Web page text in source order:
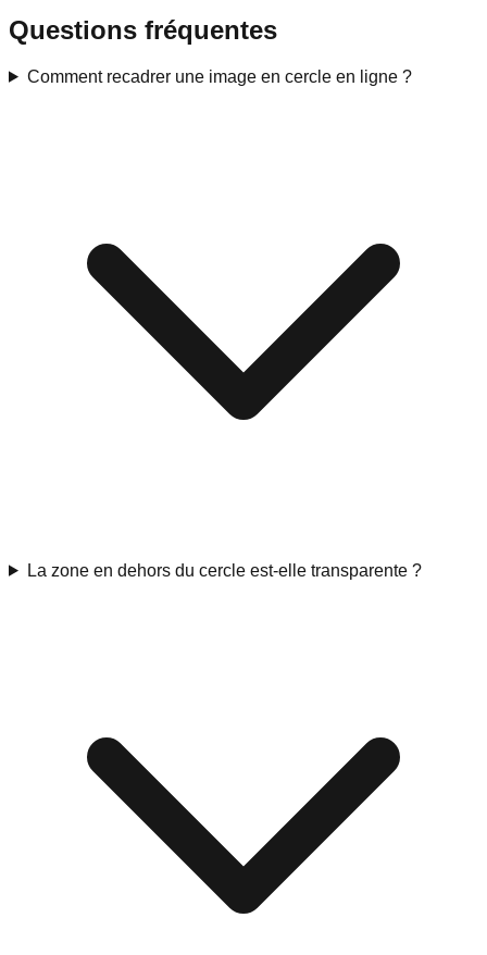
Questions fréquentes
Comment recadrer une image en cercle en ligne ?
La zone en dehors du cercle est-elle transparente ?